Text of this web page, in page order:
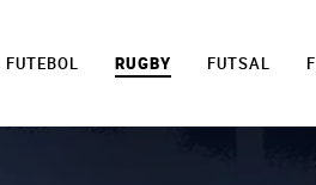
FUTEBOL RUGBY FUTSAL